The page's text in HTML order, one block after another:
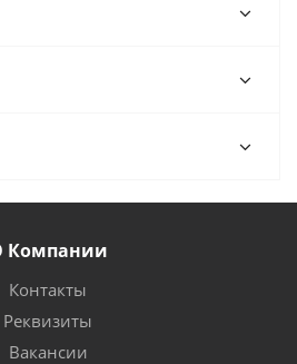
Компании
Контакты
Реквизиты
Вакансии